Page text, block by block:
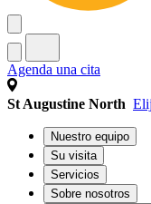
Agenda una cita
St Augustine North
Nuestro equipo
Su visita
Servicios
Sobre nosotros